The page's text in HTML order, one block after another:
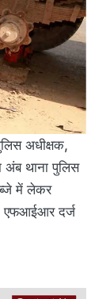
अधीक्षक,
अंब थाना पुलिस
में लेकर
एफआईआर दर्ज